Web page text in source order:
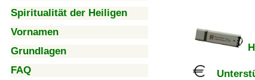
Spiritualität der Heiligen
Vornamen
Grundlagen
FAQ